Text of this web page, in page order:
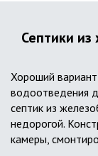
Септики
Хороший
водоотведения
септик из
недорогой.
камеры,